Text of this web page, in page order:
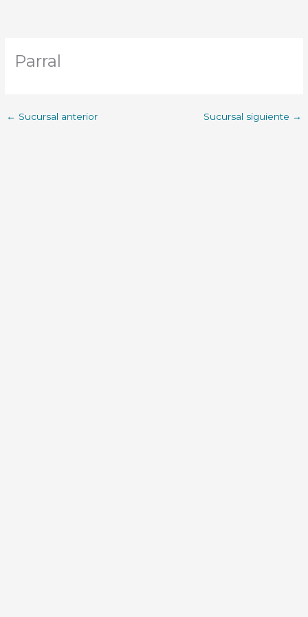
Parral
← Sucursal anterior Sucursal siguiente →